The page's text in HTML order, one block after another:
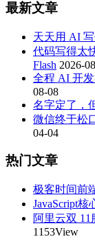
最新文章
天天用 AI
代码写得太
Flash 2026-
全程 AI 开
08-08
名字定了，
微信终于松
04-04
热门文章
极客时间前
JavaScript核
阿里云双
1153View